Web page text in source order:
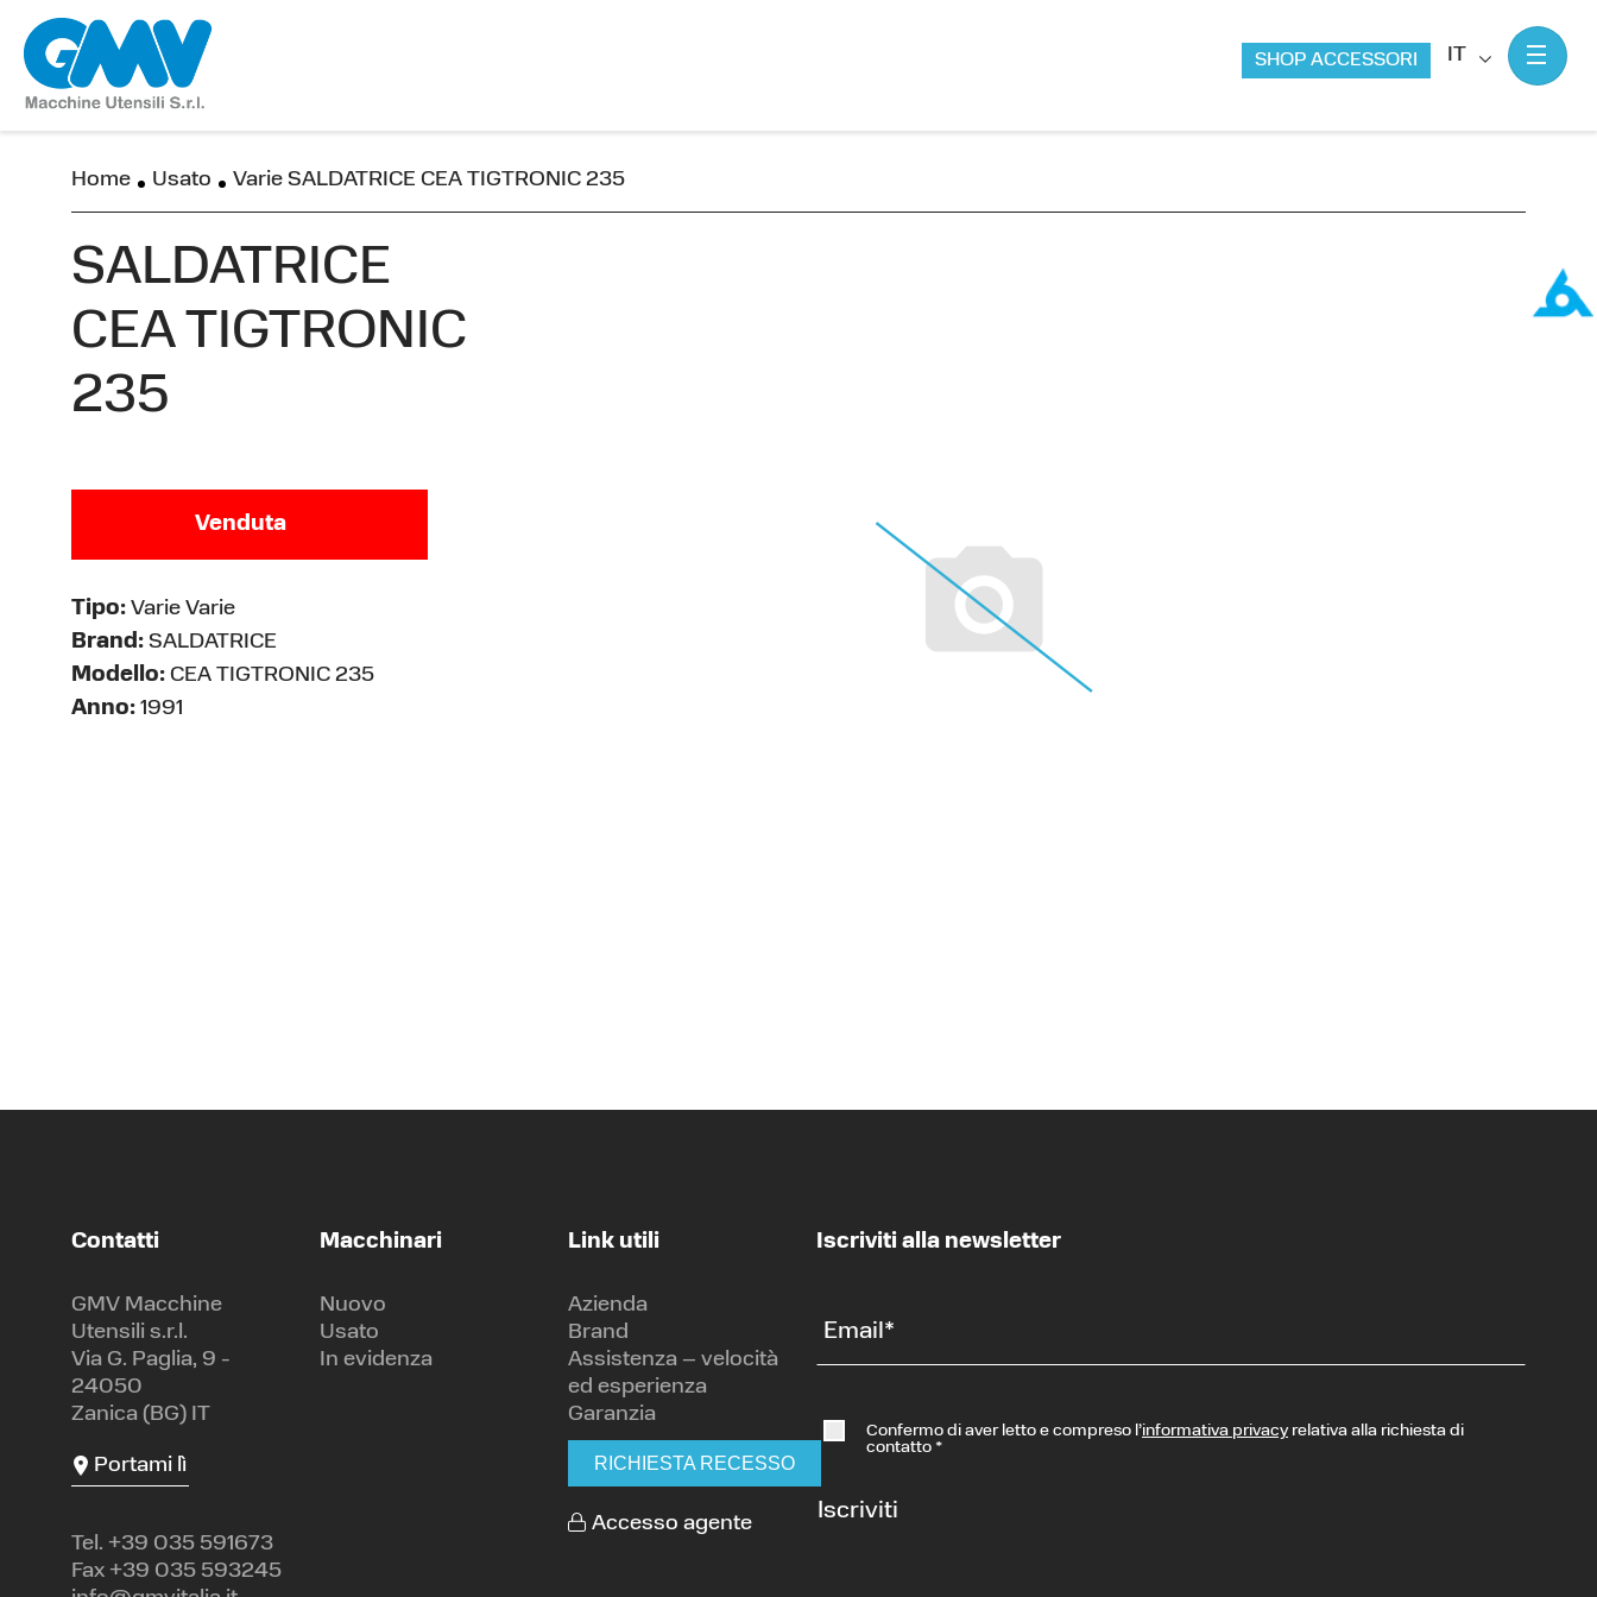
IT
SHOP ACCESSORI
Home Usato Varie SALDATRICE CEA TIGTRONIC 235
SALDATRICE
CEA TIGTRONIC
235
Venduta
Tipo: Varie Varie
Brand: SALDATRICE
Modello: CEA TIGTRONIC 235
Anno: 1991
Contatti
GMV Macchine
Utensili s.r.l.
Via G. Paglia, 9 -
24050
Zanica (BG) IT
Portami lì
Tel. +39 035 591673
Fax +39 035 593245
Macchinari
Nuovo
Usato
In evidenza
Link utili
Azienda
Brand
Assistenza – velocità
ed esperienza
Garanzia
RICHIESTA RECESSO
Accesso agente
Iscriviti alla newsletter
Email*
Confermo di aver letto e compreso l’informativa privacyrelativa alla richiesta di
contatto *
Iscriviti